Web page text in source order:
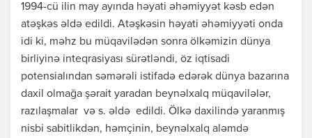
1994-cü ilin may ayında həyati əhəmiyyət kəsb edən
atəşkəs əldə edildi. Atəşkəsin həyati əhəmiyyəti onda
idi ki, məhz bu müqavilədən sonra ölkəmizin dünya
birliyinə inteqrasiyası sürətləndi, öz iqtisadi
potensialından səmərəli istifadə edərək dünya bazarına
daxil olmağa şərait yaradan beynəlxalq müqavilələr,
razılaşmalar və s. əldə edildi. Ölkə daxilində yaranmış
nisbi sabitlikdən, həmçinin, beynəlxalq aləmdə